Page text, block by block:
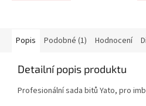
Popis Podobné (1) Hodnocení
Detailní popis produktu
Profesionální sada bitů Yato, pro